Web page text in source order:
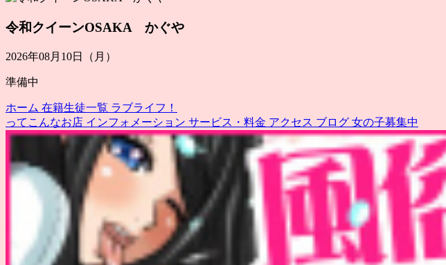
令和クイーンOSAKA かぐや
2026年08月10日（月）
準備中
ホーム 在籍生徒一覧 ラブライフ！
ってこんなお店 インフォメーション サービス・料金 アクセス ブログ 女の子募集中